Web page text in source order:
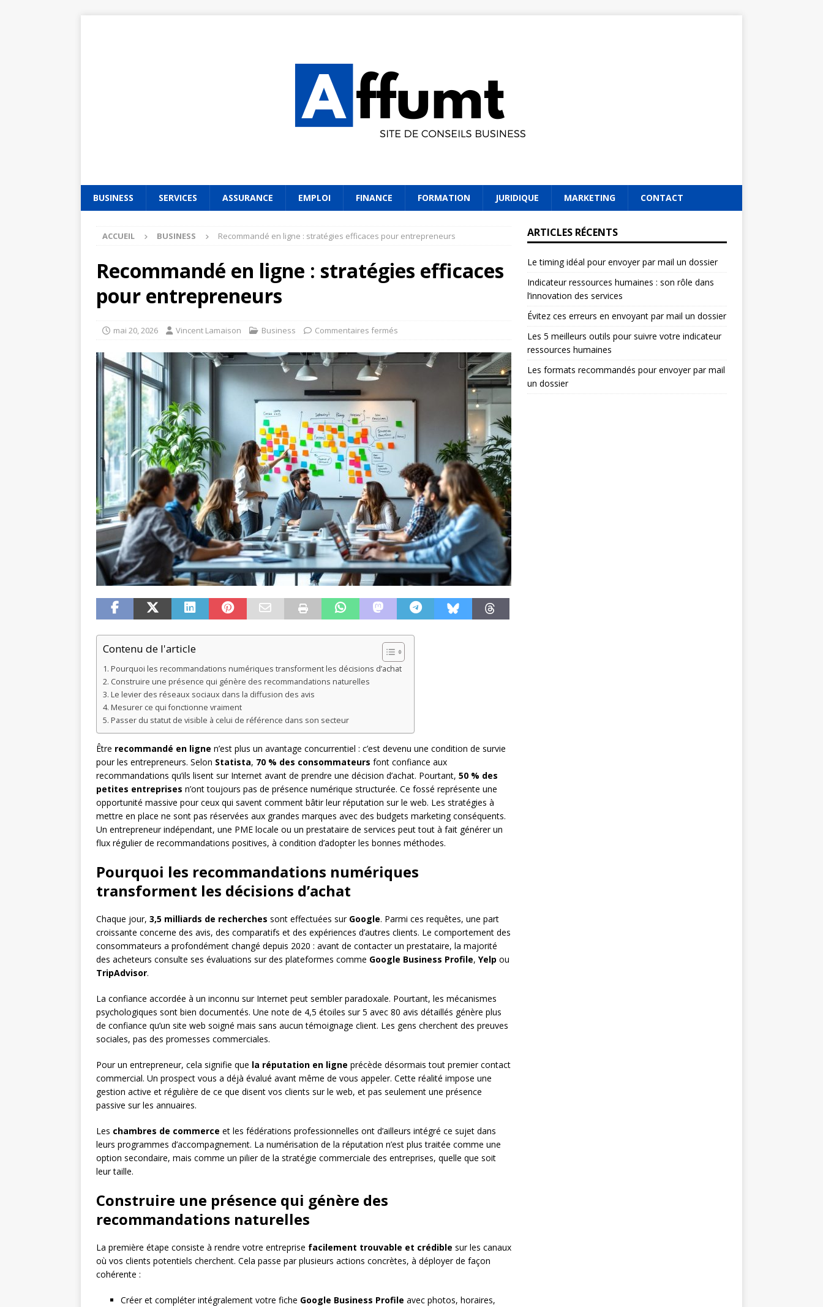
BUSINESS SERVICES ASSURANCE EMPLOI FINANCE FORMATION JURIDIQUE MARKETING CONTACT
ACCUEIL BUSINESS Recommandé en ligne : stratégies efficaces pour entrepreneurs
Recommandé en ligne : stratégies efficaces
pour entrepreneurs
mai 20, 2026 Vincent Lamaison Business Commentaires fermés
Contenu de l'article
Pourquoi les recommandations numériques transforment les décisions d’achat
Construire une présence qui génère des recommandations naturelles
Le levier des réseaux sociaux dans la diffusion des avis
Mesurer ce qui fonctionne vraiment
Passer du statut de visible à celui de référence dans son secteur
Être recommandé en ligne n’est plus un avantage concurrentiel : c’est devenu une condition de survie
pour les entrepreneurs. Selon Statista, 70 % des consommateurs font confiance aux
recommandations qu’ils lisent sur Internet avant de prendre une décision d’achat. Pourtant, 50 % des
petites entreprises n’ont toujours pas de présence numérique structurée. Ce fossé représente une
opportunité massive pour ceux qui savent comment bâtir leur réputation sur le web. Les stratégies à
mettre en place ne sont pas réservées aux grandes marques avec des budgets marketing conséquents.
Un entrepreneur indépendant, une PME locale ou un prestataire de services peut tout à fait générer un
flux régulier de recommandations positives, à condition d’adopter les bonnes méthodes.
Pourquoi les recommandations numériques
transforment les décisions d’achat
Chaque jour, 3,5 milliards de recherches sont effectuées sur Google. Parmi ces requêtes, une part
croissante concerne des avis, des comparatifs et des expériences d’autres clients. Le comportement des
consommateurs a profondément changé depuis 2020 : avant de contacter un prestataire, la majorité
des acheteurs consulte ses évaluations sur des plateformes comme Google Business Profile, Yelp ou
TripAdvisor.
La confiance accordée à un inconnu sur Internet peut sembler paradoxale. Pourtant, les mécanismes
psychologiques sont bien documentés. Une note de 4,5 étoiles sur 5 avec 80 avis détaillés génère plus
de confiance qu’un site web soigné mais sans aucun témoignage client. Les gens cherchent des preuves
sociales, pas des promesses commerciales.
Pour un entrepreneur, cela signifie que la réputation en ligne précède désormais tout premier contact
commercial. Un prospect vous a déjà évalué avant même de vous appeler. Cette réalité impose une
gestion active et régulière de ce que disent vos clients sur le web, et pas seulement une présence
passive sur les annuaires.
Les chambres de commerce et les fédérations professionnelles ont d’ailleurs intégré ce sujet dans
leurs programmes d’accompagnement. La numérisation de la réputation n’est plus traitée comme une
option secondaire, mais comme un pilier de la stratégie commerciale des entreprises, quelle que soit
leur taille.
Construire une présence qui génère des
recommandations naturelles
La première étape consiste à rendre votre entreprise facilement trouvable et crédible sur les canaux
où vos clients potentiels cherchent. Cela passe par plusieurs actions concrètes, à déployer de façon
cohérente :
Créer et compléter intégralement votre fiche Google Business Profile avec photos, horaires,
ARTICLES RÉCENTS
Le timing idéal pour envoyer par mail un dossier
Indicateur ressources humaines : son rôle dans
l’innovation des services
Évitez ces erreurs en envoyant par mail un dossier
Les 5 meilleurs outils pour suivre votre indicateur
ressources humaines
Les formats recommandés pour envoyer par mail
un dossier